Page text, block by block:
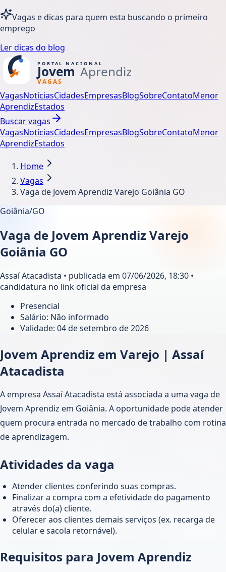
Vagas e dicas para quem esta buscando o primeiro
emprego
Ler dicas do blog
VagasNotíciasCidadesEmpresasBlogSobreContatoMenor
AprendizEstados
Buscar vagas
VagasNotíciasCidadesEmpresasBlogSobreContatoMenor
AprendizEstados
Home
Vagas
Vaga de Jovem Aprendiz Varejo Goiânia GO
Goiânia/GO
Vaga de Jovem Aprendiz Varejo
Goiânia GO
Assaí Atacadista • publicada em 07/06/2026, 18:30 •
candidatura no link oficial da empresa
Presencial
Salário: Não informado
Validade: 04 de setembro de 2026
Jovem Aprendiz em Varejo | Assaí
Atacadista
A empresa Assaí Atacadista está associada a uma vaga de
Jovem Aprendiz em Goiânia. A oportunidade pode atender
quem procura entrada no mercado de trabalho com rotina
de aprendizagem.
Atividades da vaga
Atender clientes conferindo suas compras.
Finalizar a compra com a efetividade do pagamento
através do(a) cliente.
Oferecer aos clientes demais serviços (ex. recarga de
celular e sacola retornável).
Requisitos para Jovem Aprendiz